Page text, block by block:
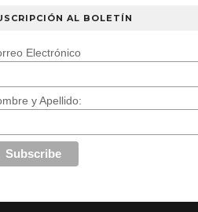
AL BOLETÍN
Electrónico
y Apellido: